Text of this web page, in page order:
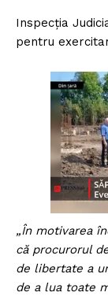
Inspecţia
pentru
„În motivarea
că procurorul
de libertate a
de a lua toate